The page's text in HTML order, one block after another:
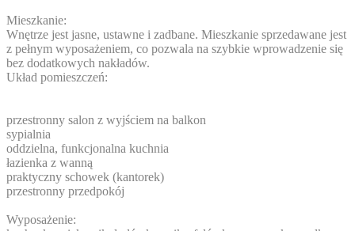
Mieszkanie:
Wnętrze jest jasne, ustawne i zadbane. Mieszkanie sprzedawane jest
z pełnym wyposażeniem, co pozwala na szybkie wprowadzenie się
bez dodatkowych nakładów.
Układ pomieszczeń:
przestronny salon z wyjściem na balkon
sypialnia
oddzielna, funkcjonalna kuchnia
łazienka z wanną
praktyczny schowek (kantorek)
przestronny przedpokój
Wyposażenie: